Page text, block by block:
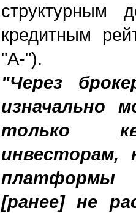
структурным
кредитным
"A-").
"Через
изначально
только
инвесторам,
платформы
[ранее] не